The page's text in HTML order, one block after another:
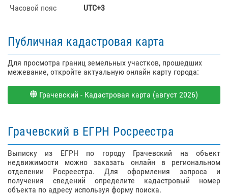
Часовой пояс
UTC+3
Публичная кадастровая карта
Для просмотра границ земельных участков, прошедших
межевание, откройте актуальную онлайн карту города:
Грачевский - Кадастровая карта (август 2026)
Грачевский в ЕГРН Росреестра
Выписку из ЕГРН по городу Грачевский на объект
недвижимости можно заказать онлайн в региональном
отделении Росреестра. Для оформления запроса и
получения сведений определите кадастровый номер
объекта по адресу используя форму поиска.